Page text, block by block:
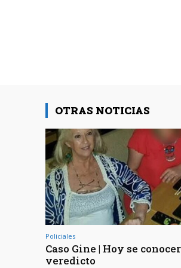
OTRAS NOTICIAS
Policiales
Caso Gine | Hoy se
veredicto